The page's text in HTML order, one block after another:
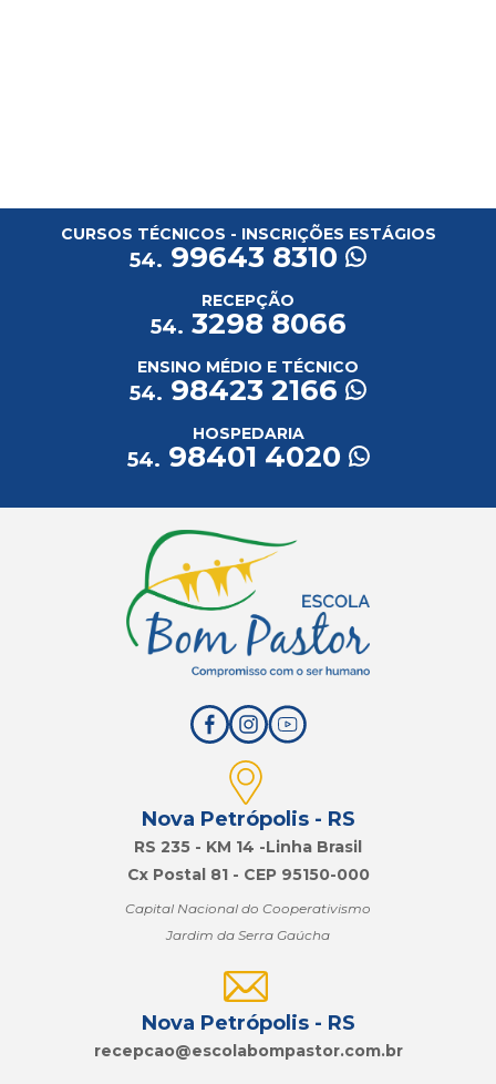
CURSOS TÉCNICOS - INSCRIÇÕES ESTÁGIOS
54. 99643 8310
RECEPÇÃO
54. 3298 8066
ENSINO MÉDIO E TÉCNICO
54. 98423 2166
HOSPEDARIA
54. 98401 4020
Nova Petrópolis - RS
RS 235 - KM 14 -Linha Brasil
Cx Postal 81 - CEP 95150-000
Capital Nacional do Cooperativismo
Jardim da Serra Gaúcha
Nova Petrópolis - RS
recepcao@escolabompastor.com.br